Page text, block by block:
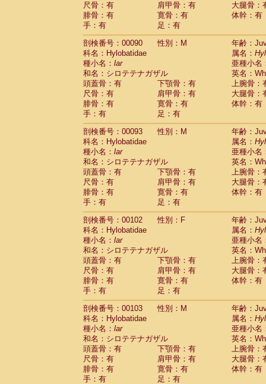
尺骨：有
肩甲骨：有
大腿骨：
腓骨：有
寛骨：有
体幹：有
手：有
足：有
剖検番号：00090
性別：M
年齢：
科名：Hylobatidae
属名：
種小名： lar
亜種小名
和名：シロテテナガザル
英名：
頭蓋骨：有
下顎骨：有
上腕骨：
尺骨：有
肩甲骨：有
大腿骨：
腓骨：有
寛骨：有
体幹：有
手：有
足：有
剖検番号：00093
性別：M
年齢：
科名：Hylobatidae
属名：
種小名： lar
亜種小名
和名：シロテテナガザル
英名：
頭蓋骨：有
下顎骨：有
上腕骨：
尺骨：有
肩甲骨：有
大腿骨：
腓骨：有
寛骨：有
体幹：有
手：有
足：有
剖検番号：00102
性別：F
年齢：
科名：Hylobatidae
属名：
種小名： lar
亜種小名
和名：シロテテナガザル
英名：
頭蓋骨：有
下顎骨：有
上腕骨：
尺骨：有
肩甲骨：有
大腿骨：
腓骨：有
寛骨：有
体幹：有
手：有
足：有
剖検番号：00103
性別：M
年齢：
科名：Hylobatidae
属名：
種小名： lar
亜種小名
和名：シロテテナガザル
英名：
頭蓋骨：有
下顎骨：有
上腕骨：
尺骨：有
肩甲骨：有
大腿骨：
腓骨：有
寛骨：有
体幹：有
手：有
足：有